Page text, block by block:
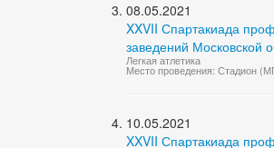
08.05.2021
XXVII Спартакиада
заведений Московской
Легкая атлетика
Место проведения: Стадион
10.05.2021
XXVII Спартакиада